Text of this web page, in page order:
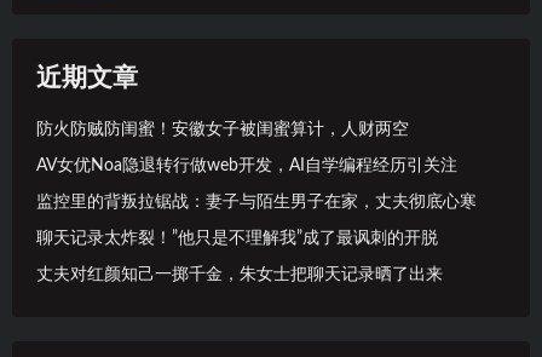
近期文章
防火防贼防闺蜜！安徽女子被闺蜜算计，人财两空
AV女优Noa隐退转行做web开发，AI自学编程经历引关注
监控里的背叛拉锯战：妻子与陌生男子在家，丈夫彻底心寒
聊天记录太炸裂！”他只是不理解我”成了最讽刺的开脱
丈夫对红颜知己一掷千金，朱女士把聊天记录晒了出来